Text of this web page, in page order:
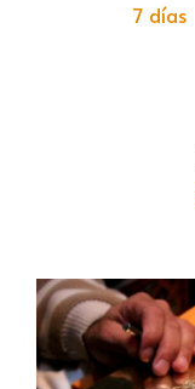
7 días